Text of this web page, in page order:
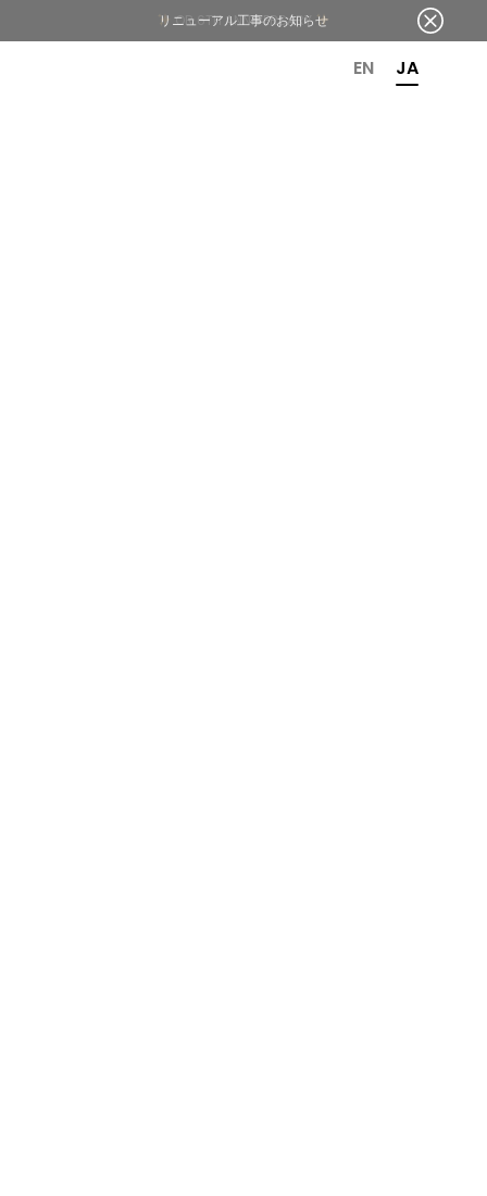
EN JA
リニューアル工事のお知らせ
OR 6TH ANNIVERSARY